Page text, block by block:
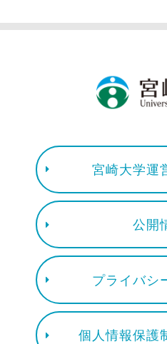
宮崎大学運
公開
プライバシ
個人情報保護